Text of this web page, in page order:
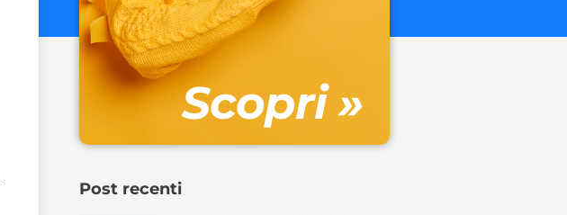
Scopri »
Post recenti